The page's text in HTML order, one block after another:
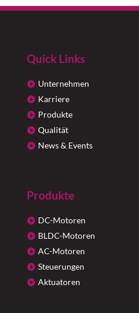
Quick Links
Unternehmen
Karriere
Produkte
Qualität
News & Events
Produkte
DC-Motoren
BLDC-Motoren
AC-Motoren
Steuerungen
Aktuatoren